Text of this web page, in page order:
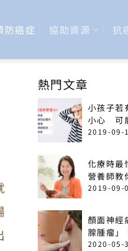
防癌症 協助資源 抗
熱門文章
小孩子若
小心 可
2019-09-
化療時
營養師教
免疫力」
2019-09-
顏面神經
腺腫瘤」
變可能
2020-05-